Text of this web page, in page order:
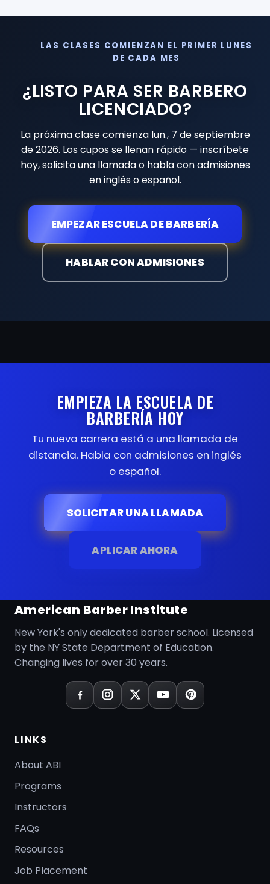
LAS CLASES COMIENZAN EL PRIMER LUNES
DE CADA MES
¿LISTO PARA SER BARBERO
LICENCIADO?
La próxima clase comienza lun., 7 de septiembre
de 2026. Los cupos se llenan rápido — inscríbete
hoy, solicita una llamada o habla con admisiones
en inglés o español.
EMPEZAR ESCUELA DE BARBERÍA
HABLAR CON ADMISIONES
EMPIEZA LA ESCUELA DE
BARBERÍA HOY
Tu nueva carrera está a una llamada de
distancia. Habla con admisiones en inglés
o español.
SOLICITAR UNA LLAMADA
APLICAR AHORA
American Barber Institute
New York's only dedicated barber school. Licensed
by the NY State Department of Education.
Changing lives for over 30 years.
LINKS
About ABI
Programs
Instructors
FAQs
Resources
Job Placement